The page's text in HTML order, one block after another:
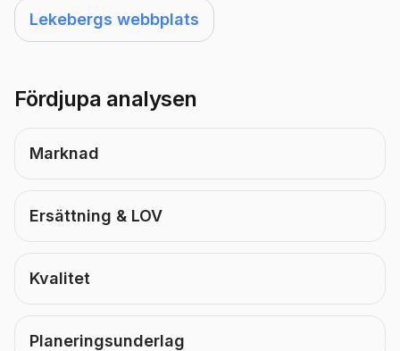
Lekebergs webbplats
Fördjupa analysen
Marknad
Ersättning & LOV
Kvalitet
Planeringsunderlag